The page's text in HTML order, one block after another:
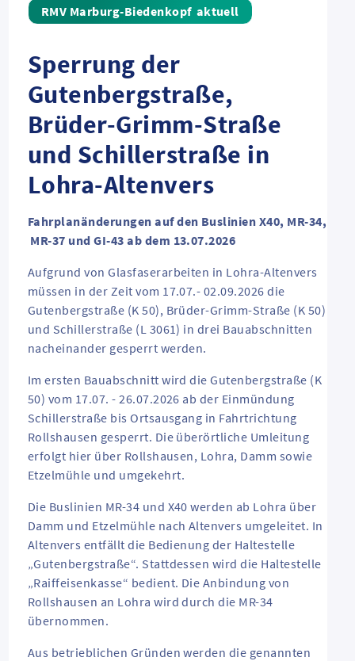
aktuell
Sperrung der
Gutenbergstraße,
Brüder-Grimm-Straße
und Schillerstraße in
Lohra-Altenvers
Fahrplanänderungen auf den Buslinien X40, MR-34,
MR-37 und GI-43 ab dem 13.07.2026
Aufgrund von Glasfaserarbeiten in Lohra-Altenvers
müssen in der Zeit vom 17.07.- 02.09.2026 die
Gutenbergstraße (K 50), Brüder-Grimm-Straße (K 50)
und Schillerstraße (L 3061) in drei Bauabschnitten
nacheinander gesperrt werden.
Im ersten Bauabschnitt wird die Gutenbergstraße (K
50) vom 17.07. - 26.07.2026 ab der Einmündung
Schillerstraße bis Ortsausgang in Fahrtrichtung
Rollshausen gesperrt. Die überörtliche Umleitung
erfolgt hier über Rollshausen, Lohra, Damm sowie
Etzelmühle und umgekehrt.
Die Buslinien MR-34 und X40 werden ab Lohra über
Damm und Etzelmühle nach Altenvers umgeleitet. In
Altenvers entfällt die Bedienung der Haltestelle
„Gutenbergstraße“. Stattdessen wird die Haltestelle
„Raiffeisenkasse“ bedient. Die Anbindung von
Rollshausen an Lohra wird durch die MR-34
übernommen.
Aus betrieblichen Gründen werden die genannten